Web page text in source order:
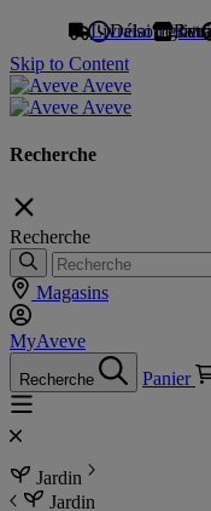
Délai de
Livraison
Skip to Content
Aveve
Aveve
Recherche
Recherche
Magasins
MyAveve
Recherche Panier
Jardin
Jardin